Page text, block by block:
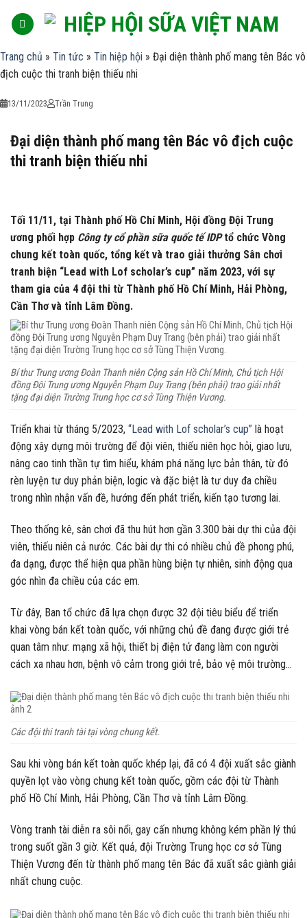
Trang chủ » Tin tức » Tin hiệp hội » Đại diện thành phố mang tên Bác vô
địch cuộc thi tranh biện thiếu nhi
13/11/2023 Trần Trung
Đại diện thành phố mang tên Bác vô địch cuộc
thi tranh biện thiếu nhi
Tối 11/11, tại Thành phố Hồ Chí Minh, Hội đồng Đội Trung
ương phối hợp Công ty cổ phần sữa quốc tế IDPtổ chức Vòng
chung kết toàn quốc, tổng kết và trao giải thưởng Sân chơi
tranh biện “Lead with Lof scholar’s cup” năm 2023, với sự
tham gia của 4 đội thi từ Thành phố Hồ Chí Minh, Hải Phòng,
Cần Thơ và tỉnh Lâm Đồng.
Bí thư Trung ương Đoàn Thanh niên Cộng sản Hồ Chí Minh, Chủ tịch Hội
đồng Đội Trung ương Nguyễn Phạm Duy Trang (bên phải) trao giải nhất
tặng đại diện Trường Trung học cơ sở Tùng Thiện Vương.
Triển khai từ tháng 5/2023, “Lead with Lof scholar’s cup” là hoạt
động xây dựng môi trường để đội viên, thiếu niên học hỏi, giao lưu,
nâng cao tinh thần tự tìm hiểu, khám phá năng lực bản thân, từ đó
rèn luyện tư duy phản biện, logic và đặc biệt là tư duy đa chiều
trong nhìn nhận vấn đề, hướng đến phát triển, kiến tạo tương lai.
Theo thống kê, sân chơi đã thu hút hơn gần 3.300 bài dự thi của đội
viên, thiếu niên cả nước. Các bài dự thi có nhiều chủ đề phong phú,
đa dạng, được thể hiện qua phần hùng biện tự nhiên, sinh động qua
góc nhìn đa chiều của các em.
Từ đây, Ban tổ chức đã lựa chọn được 32 đội tiêu biểu để triển
khai vòng bán kết toàn quốc, với những chủ đề đang được giới trẻ
quan tâm như: mạng xã hội, thiết bị điện tử đang làm con người
cách xa nhau hơn, bệnh vô cảm trong giới trẻ, bảo vệ môi trường…
Các đội thi tranh tài tại vòng chung kết.
Sau khi vòng bán kết toàn quốc khép lại, đã có 4 đội xuất sắc giành
quyền lọt vào vòng chung kết toàn quốc, gồm các đội từ Thành
phố Hồ Chí Minh, Hải Phòng, Cần Thơ và tỉnh Lâm Đồng.
Vòng tranh tài diễn ra sôi nổi, gay cấn nhưng không kém phần lý thú
trong suốt gần 3 giờ. Kết quả, đội Trường Trung học cơ sở Tùng
Thiện Vương đến từ thành phố mang tên Bác đã xuất sắc giành giải
nhất chung cuộc.